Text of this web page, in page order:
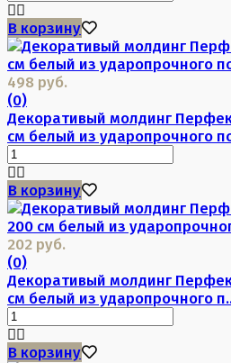
В корзину
498 руб.
(0)
Декоративый молдинг
см белый из ударопрочного
В корзину
202 руб.
(0)
Декоративый молдинг
см белый из ударопрочного
В корзину